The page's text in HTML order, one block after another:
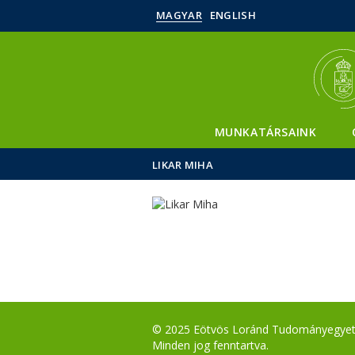
MAGYAR ENGLISH
MUNKATÁRSAINK
LIKAR MIHA
© 2025 Eötvös Loránd
Minden jog fenntartva.